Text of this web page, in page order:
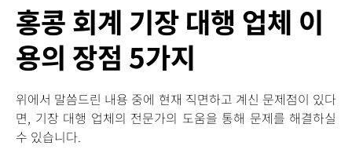
홍콩 회계 기장 대행 업체 이
용의 장점 5가지
위에서 말씀드린 내용 중에 현재 직면하고 계신 문제점이 있다
면, 기장 대행 업체의 전문가의 도움을 통해 문제를 해결하실
수 있습니다.